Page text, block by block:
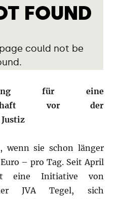
für eine
vor der
wenn sie schon länger
– pro Tag. Seit April
eine Initiative von
JVA Tegel, sich